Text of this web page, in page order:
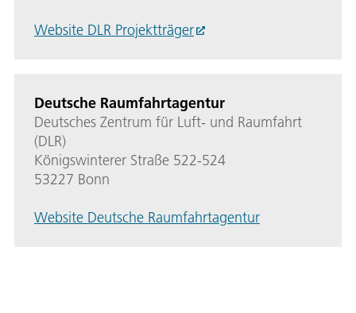
Website DLR Projektträger
Deutsche Raumfahrtagentur
Deutsches Zentrum für Luft- und Raumfahrt
(DLR)
Königswinterer Straße 522-524
53227 Bonn
Website Deutsche Raumfahrtagentur